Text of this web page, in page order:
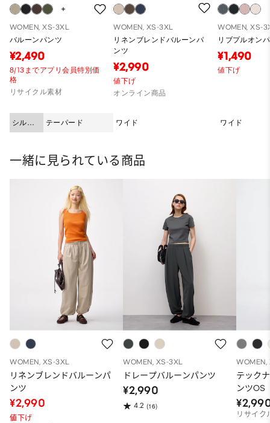
WOMEN, XS-3XL
バルーンパンツ
¥2,490
8/13までアプリ会員特別価
格
リサイクル素材
シルエ
ット
テーパード
WOMEN, XS-3XL
リネンブレンドバルーンパ
ンツ
¥2,990
値下げ
オンライン商品
ワイド
WOMEN, XS-
リブプルオン
¥1,490
値下げ
ワイド
一緒に見られている商品
WOMEN, XS-3XL
リネンブレンドバルーンパ
ンツ
¥2,990
値下げ
WOMEN, XS-3XL
ドレープバルーンパンツ
¥2,990
4.2 (16)
WOMEN,
テック
ンツOS
リサイク